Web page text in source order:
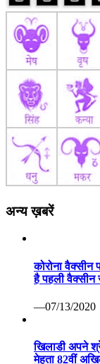
अन्य ख़बरें
कोरोना
है पहली वैक्सीन
—07/13/2020
खिलाडी अपने
मेहता 82वीं